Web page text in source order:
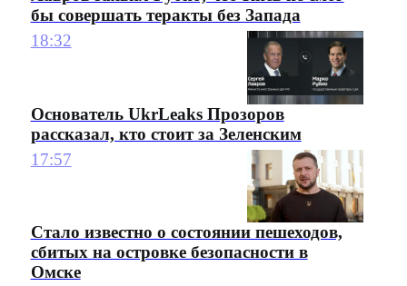
бы совершать теракты без Запада
18:32
Основатель UkrLeaks Прозоров
рассказал, кто стоит за Зеленским
17:57
Стало известно о состоянии пешеходов,
сбитых на островке безопасности в
Омске